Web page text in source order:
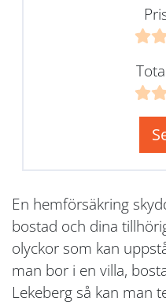
En hemförsäkring
bostad och dina
olyckor som kan
man bor i en villa,
Lekeberg så kan man